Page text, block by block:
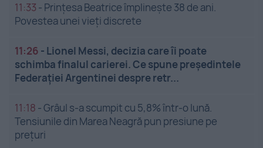
11:33 - Prințesa Beatrice împlinește 38 de ani.
Povestea unei vieți discrete
11:26 - Lionel Messi, decizia care îi poate
schimba finalul carierei. Ce spune președintele
Federației Argentinei despre retr...
11:18 -Grâul s-a scumpit cu 5,8% într-o lună.
Tensiunile din Marea Neagră pun presiune pe
prețuri